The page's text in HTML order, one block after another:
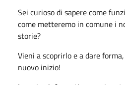
Sei curioso di sapere come
come metteremo in comune i
storie?
Vieni a scoprirlo e a dare
nuovo inizio!